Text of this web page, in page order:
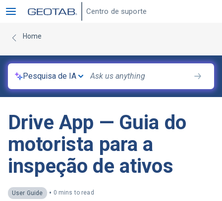
Centro de suporte
Home
Pesquisa de IA
Drive App — Guia do
motorista para a
inspeção de ativos
User Guide • 0 mins to read